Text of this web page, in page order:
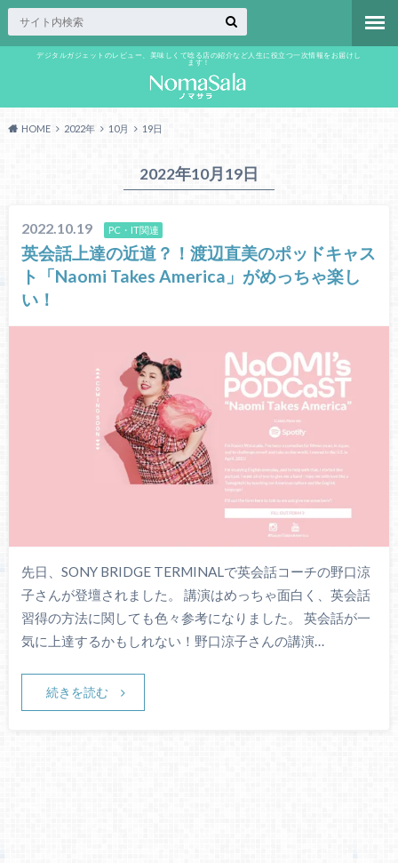
デジタルガジェットのレビュー、美味しくて唸る店の紹介など人生に役立つ一次情報をお届けし
ます！
HOME 2022年 10月 19日
2022年10月19日
2022.10.19 PC・IT関連
英会話上達の近道？！渡辺直美のポッドキャス
ト「Naomi Takes America」がめっちゃ楽し
い！
先日、SONY BRIDGE TERMINALで英会話コーチの野口涼
子さんが登壇されました。 講演はめっちゃ面白く、英会話
習得の方法に関しても色々参考になりました。 英会話が一
気に上達するかもしれない！野口涼子さんの講演…
続きを読む